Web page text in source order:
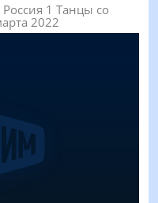
1 Танцы со
2022